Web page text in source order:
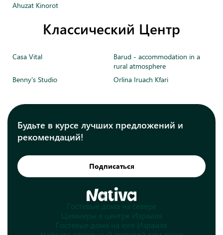
Ahuzat Kinorot
Классический Центр
Casa Vital
Barud - accommodation in a
rural atmosphere
Benny's Studio
Orlina Iruach Kfari
Будьте в курсе лучших предложений и
рекомендаций!
Подписаться
Гостевые дома на севере
Циммеры в центре Израиля
Гостевые дома на юге Израиля